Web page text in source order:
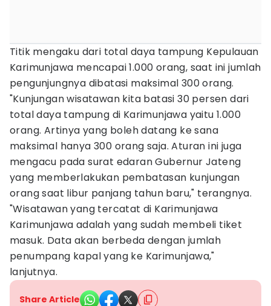
Titik mengaku dari total daya tampung Kepulauan
Karimunjawa mencapai 1.000 orang, saat ini jumlah
pengunjungnya dibatasi maksimal 300 orang.
"Kunjungan wisatawan kita batasi 30 persen dari
total daya tampung di Karimunjawa yaitu 1.000
orang. Artinya yang boleh datang ke sana
maksimal hanya 300 orang saja. Aturan ini juga
mengacu pada surat edaran Gubernur Jateng
yang memberlakukan pembatasan kunjungan
orang saat libur panjang tahun baru," terangnya.
"Wisatawan yang tercatat di Karimunjawa
Karimunjawa adalah yang sudah membeli tiket
masuk. Data akan berbeda dengan jumlah
penumpang kapal yang ke Karimunjawa,"
lanjutnya.
Share Article